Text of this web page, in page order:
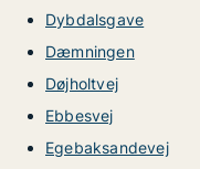
Dybdalsgave
Dæmningen
Døjholtvej
Ebbesvej
Egebaksandevej